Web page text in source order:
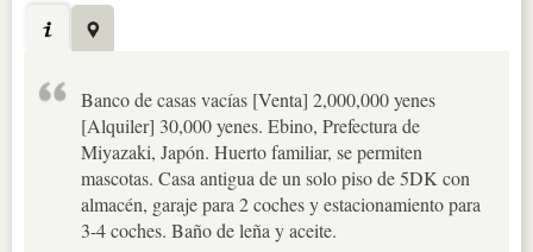
Banco de casas vacías [Venta] 2,000,000 yenes
[Alquiler] 30,000 yenes. Ebino, Prefectura de
Miyazaki, Japón. Huerto familiar, se permiten
mascotas. Casa antigua de un solo piso de 5DK con
almacén, garaje para 2 coches y estacionamiento para
3-4 coches. Baño de leña y aceite.